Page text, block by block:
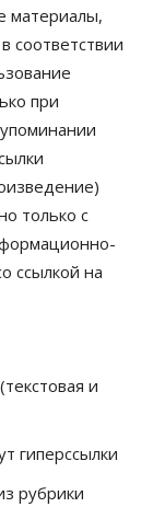
материалы,
соответствии
при
только с
ссылкой на
и
гиперссылки
рубрики